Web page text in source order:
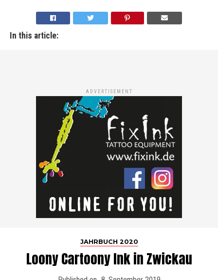
In this article:
ADVERTISEMENT
JAHRBUCH 2020
Loony Cartoony Ink in Zwickau